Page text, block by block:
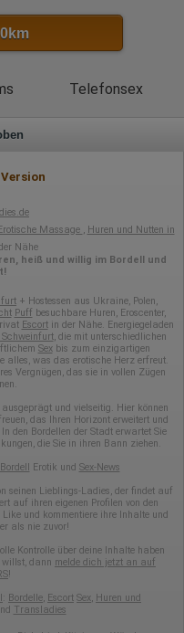
Telefonsex
Erotische Massage , Huren und Nutten in
Nähe
heiß und willig im Bordell und
+ Hostessen aus Ukraine, Polen,
Puff besuchbare Huren, Eroscenter,
Escortin der Nähe. Energiegeladen
Schweinfurt, die mit unterschiedlichen
Sexbis zum einzigartigen
alles, was das erotische Herz erfreut.
Vergnügen, das sie in vollen Zügen
und vielseitig. Hier können
das Ihren Horizont erweitert und
den Bordellen der Stadt erwartet Sie
die Sie in ihren Bann ziehen.
Bordell Erotik und Sex-News
seinen Lieblings-Ladies, der findet auf
auf ihren eigenen Profilen von den
Like und kommentiere ihre Inhalte und
als nie zuvor!
Kontrolle über deine Inhalte haben
dann melde dich jetzt an auf
!
Bordelle, Escort Sex, Huren und
Transladies